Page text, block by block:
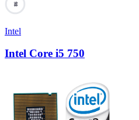
98
Intel
Intel Core i5 750